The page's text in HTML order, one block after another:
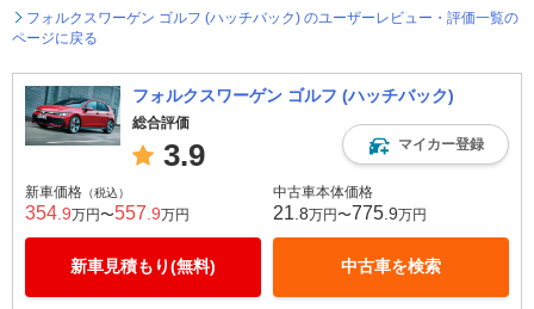
フォルクスワーゲン ゴルフ (ハッチバック) のユーザーレビュー・評価一覧の
ページに戻る
フォルクスワーゲン ゴルフ (ハッチバック)
総合評価
3.9 マイカー登録
新車価格 （税込）
354 .9万円〜557 .9万円
新車見積もり(無料)
中古車本体価格
21 .8万円〜775 .9万円
中古車を検索